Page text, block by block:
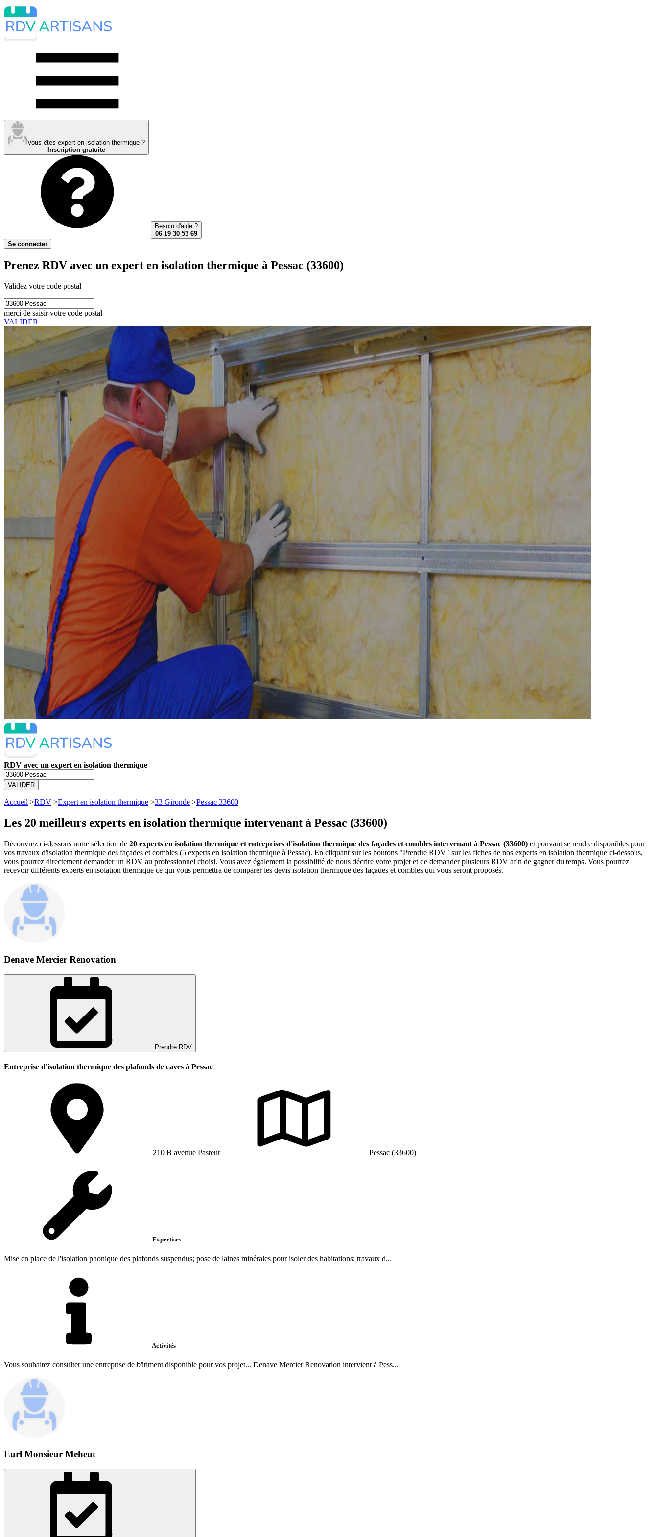
Vous êtes expert en isolation thermique ?
Inscription gratuite
Besoin d'aide ?
06 19 30 53 69
Se connecter
Prenez RDV avec un expert en isolation thermique à Pessac (33600)
Validez votre code postal
merci de saisir votre code postal
VALIDER
RDV avec un expert en isolation thermique
VALIDER
Accueil >RDV >Expert en isolation thermique >33 Gironde >Pessac 33600
Les 20 meilleurs experts en isolation thermique intervenant à Pessac (33600)
Découvrez ci-dessous notre sélection de 20 experts en isolation thermique et entreprises d'isolation thermique des façades et combles intervenant à Pessac (33600) et pouvant se rendre disponibles pour
vos travaux d'isolation thermique des façades et combles (5 experts en isolation thermique à Pessac). En cliquant sur les boutons "Prendre RDV" sur les fiches de nos experts en isolation thermique ci-dessous,
vous pourrez directement demander un RDV au professionnel choisi. Vous avez également la possibilité de nous décrire votre projet et de demander plusieurs RDV afin de gagner du temps. Vous pourrez
recevoir différents experts en isolation thermique ce qui vous permettra de comparer les devis isolation thermique des façades et combles qui vous seront proposés.
Denave Mercier Renovation
Prendre RDV
Entreprise d'isolation thermique des plafonds de caves à Pessac
210 B avenue Pasteur Pessac (33600)
Expertises
Mise en place de l'isolation phonique des plafonds suspendus; pose de laines minérales pour isoler des habitations; travaux d...
Activités
Vous souhaitez consulter une entreprise de bâtiment disponible pour vos projet... Denave Mercier Renovation intervient à Pess...
Eurl Monsieur Meheut